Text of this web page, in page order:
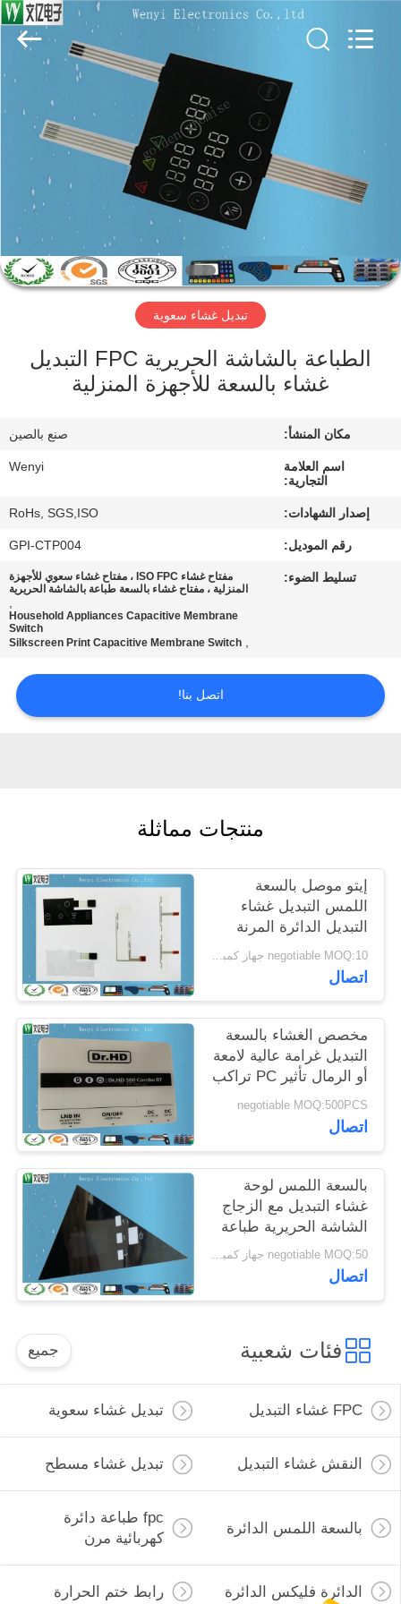
منتجات
معلومات
عنا
في
المعمل
مراقبة
الجودة
خريطة
Technology
تبديل غشاء سعوية
الطباعة بالشاشة الحريرية FPC التبديل
غشاء بالسعة للأجهزة المنزلية
مكان المنشأ: صنع بالصين
اسم العلامة
التجارية:
Wenyi
إصدار الشهادات: RoHs, SGS,ISO
رقم الموديل: GPI-CTP004
تسليط الضوء:
مفتاح غشاء ISO FPC ، مفتاح غشاء سعوي للأجهزة
المنزلية ، مفتاح غشاء بالسعة طباعة بالشاشة الحريرية
,
Household Appliances Capacitive Membrane
Switch
,
Silkscreen Print Capacitive Membrane Switch
اتصل بنا!
منتجات مماثلة
إيتو موصل بالسعة
اللمس التبديل غشاء
التبديل الدائرة المرنة
negotiable MOQ:10 جهاز كمبيوتر شخصى / النظام
اتصال
مخصص الغشاء بالسعة
التبديل غرامة عالية لامعة
أو الرمال تأثير PC تراكب
negotiable MOQ:500PCS
اتصال
بالسعة اللمس لوحة
غشاء التبديل مع الزجاج
الشاشة الحريرية طباعة
الشاشة
negotiable MOQ:50 جهاز كمبيوتر شخصى
اتصال
فئات شعبية جميع
FPC غشاء التبديل تبديل غشاء سعوية
النقش غشاء التبديل تبديل غشاء مسطح
بالسعة اللمس الدائرة
fpc طباعة دائرة
كهربائية مرن
الدائرة فليكس الدائرة رابط ختم الحرارة